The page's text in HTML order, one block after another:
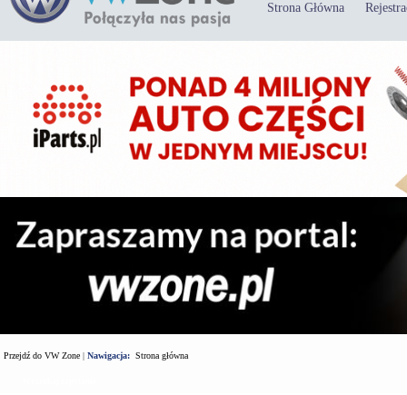
Strona Główna
Przejdź do VW Zone | Nawigacja: Strona główna